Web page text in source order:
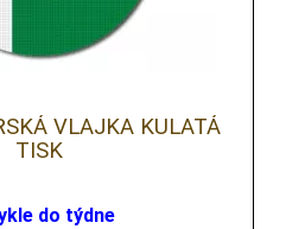
VLAJKA KULATÁ
TISK
do týdne